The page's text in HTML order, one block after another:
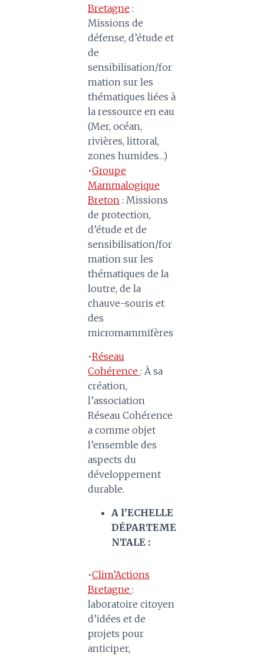
Bretagne :
Missions de
défense, d’étude et
de
sensibilisation/for
mation sur les
thématiques liées à
la ressource en eau
(Mer, océan,
rivières, littoral,
zones humides…)
•Groupe
Mammalogique
Breton : Missions
de protection,
d’étude et de
sensibilisation/for
mation sur les
thématiques de la
loutre, de la
chauve-souris et
des
micromammifères
•Réseau
Cohérence : À sa
création,
l’association
Réseau Cohérence
a comme objet
l’ensemble des
aspects du
développement
durable.
A l’ECHELLE
DÉPARTEME
NTALE :
•Clim’Actions
Bretagne :
laboratoire citoyen
d’idées et de
projets pour
anticiper,